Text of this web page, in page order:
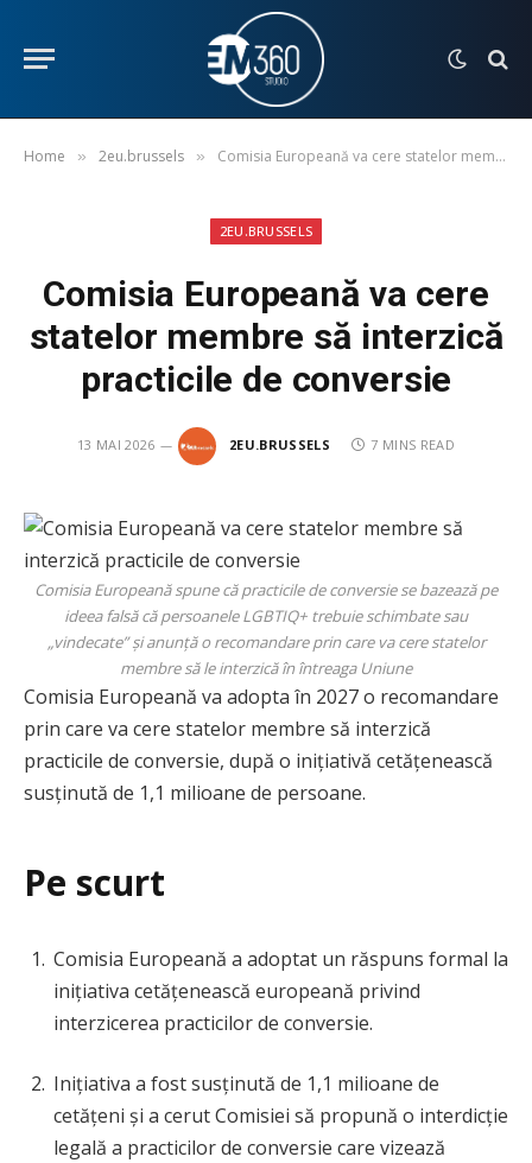
Home » 2eu.brussels » Comisia Europeană va cere statelor membre să interzică practicile de conversie
2EU.BRUSSELS
Comisia Europeană va cere
statelor membre să interzică
practicile de conversie
13 MAI 2026 2EU.BRUSSELS 7 MINS READ
Comisia Europeană spune că practicile de conversie se bazează pe
ideea falsă că persoanele LGBTIQ+ trebuie schimbate sau
„vindecate” și anunță o recomandare prin care va cere statelor
membre să le interzică în întreaga Uniune
Comisia Europeană va adopta în 2027 o recomandare
prin care va cere statelor membre să interzică
practicile de conversie, după o inițiativă cetățenească
susținută de 1,1 milioane de persoane.
Pe scurt
Comisia Europeană a adoptat un răspuns formal la
inițiativa cetățenească europeană privind
interzicerea practicilor de conversie.
Inițiativa a fost susținută de 1,1 milioane de
cetățeni și a cerut Comisiei să propună o interdicție
legală a practicilor de conversie care vizează